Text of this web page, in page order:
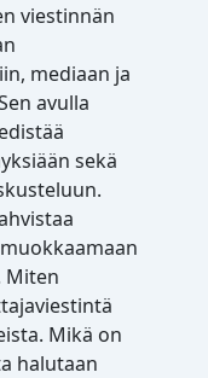
viestinnän
mediaan ja
avulla
sekä
Miten
Mikä on
halutaan